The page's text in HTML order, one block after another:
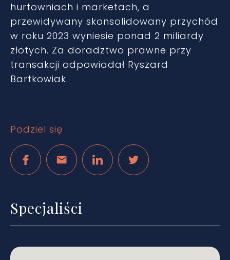
hurtowniach i marketach, a
przewidywany skonsolidowany przychód
w roku 2023 wyniesie ponad 2 miliardy
złotych. Za doradztwo prawne przy
transakcji odpowiadał Ryszard
Bartkowiak.
Podziel się
Specjaliści